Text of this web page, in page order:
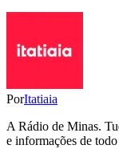
PorItatiaia
A Rádio de Minas.
e informações de